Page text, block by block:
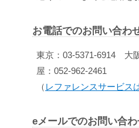
お電話でのお問い合わ
東京：03-5371-6914 大
屋：052-962-2461
（ レファレンスサービス
eメールでのお問い合